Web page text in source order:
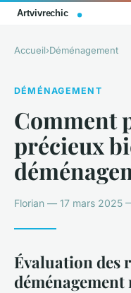
Accueil›Déménagement
DÉMÉNAGEMENT
Comment
précieux
Florian — 17 mars 2025
Évaluation des